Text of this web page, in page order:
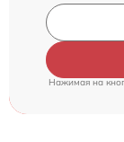
Нажимая на